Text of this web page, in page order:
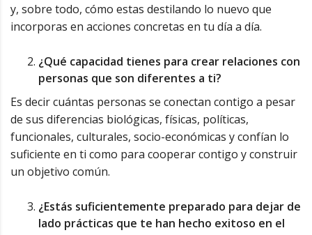
y, sobre todo, cómo estas destilando lo nuevo que
incorporas en acciones concretas en tu día a día.
¿Qué capacidad tienes para crear relaciones con
personas que son diferentes a ti?
Es decir cuántas personas se conectan contigo a pesar
de sus diferencias biológicas, físicas, políticas,
funcionales, culturales, socio-económicas y confían lo
suficiente en ti como para cooperar contigo y construir
un objetivo común.
¿Estás suficientemente preparado para dejar de
lado prácticas que te han hecho exitoso en el